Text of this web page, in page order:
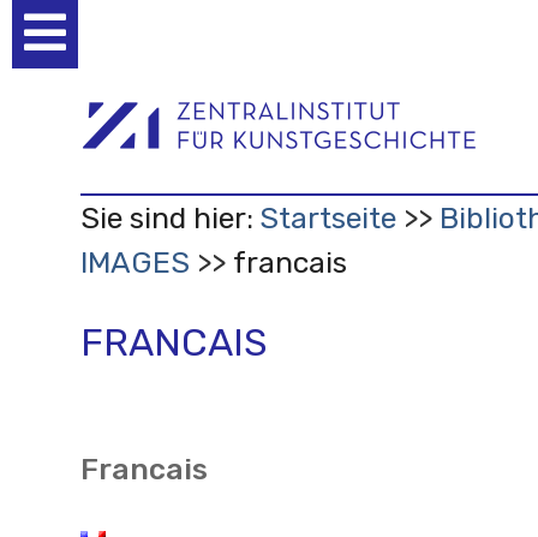
Werkzeuge
Sie sind hier: Startseite
IMAGES
francais
FRANCAIS
Francais